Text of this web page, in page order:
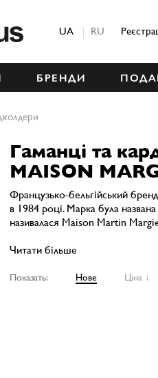
UA RU
БРЕНДИ
Гаманці та
MAISON
Французько-бельгійський
в 1984 році. Марка була
називалася Maison Martin
Читати більше
Показать: Нове Ціна ↓